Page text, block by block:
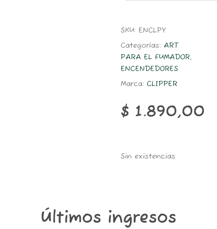
SKU:ENCLPY
Categorías:ART
PARA EL FUMADOR,
ENCENDEDORES
Marca:CLIPPER
$ 1.890,00
Sin existencias
Últimos ingresos